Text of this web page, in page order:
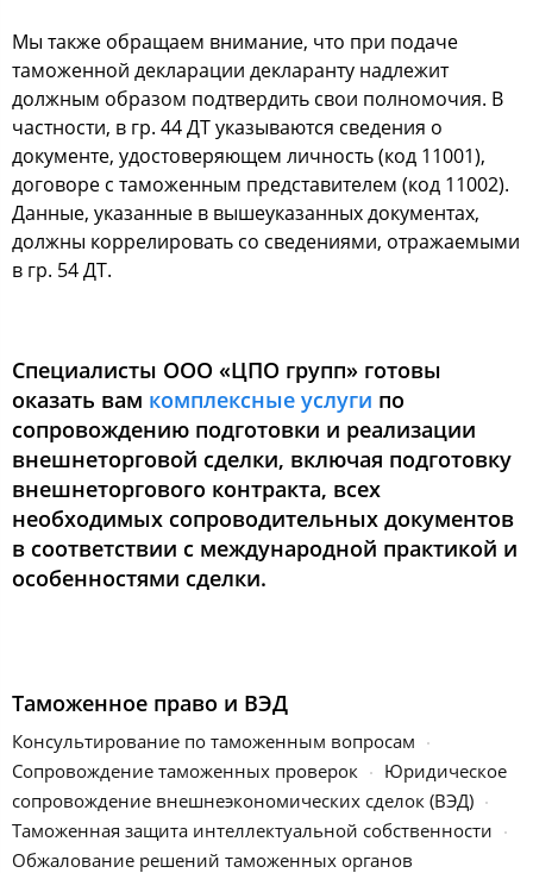
Мы также обращаем внимание, что при подаче
таможенной декларации декларанту надлежит
должным образом подтвердить свои полномочия. В
частности, в гр. 44 ДТ указываются сведения о
документе, удостоверяющем личность (код 11001),
договоре с таможенным представителем (код 11002).
Данные, указанные в вышеуказанных документах,
должны коррелировать со сведениями, отражаемыми
в гр. 54 ДТ.
Специалисты ООО «ЦПО групп» готовы
оказать вам комплексные услуги по
сопровождению подготовки и реализации
внешнеторговой сделки, включая подготовку
внешнеторгового контракта, всех
необходимых сопроводительных документов
в соответствии с международной практикой и
особенностями сделки.
Таможенное право и ВЭД
Консультирование по таможенным вопросам
Сопровождение таможенных проверок
Юридическое
сопровождение внешнеэкономических сделок (ВЭД)
Таможенная защита интеллектуальной собственности
Обжалование решений таможенных органов